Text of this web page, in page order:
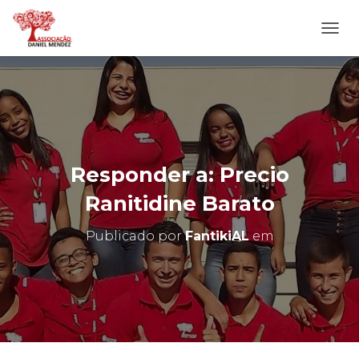
L
T
E
R
N
A
N
A
E
G
O
Responder a: Precio
Ranitidine Barato
Publicado porFantikiALem